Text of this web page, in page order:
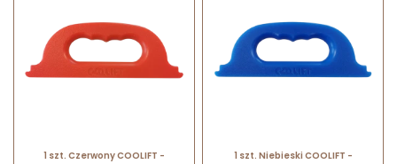
1 szt. Czerwony COOLIFT -
1 szt. Niebieski COOLIFT -